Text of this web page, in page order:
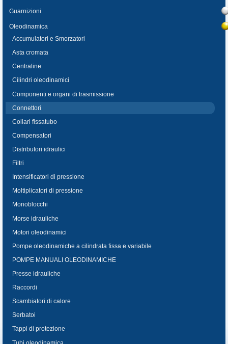
Guarnizioni
Oleodinamica
Accumulatori e Smorzatori
Asta cromata
Centraline
Cilindri oleodinamici
Componenti e organi di trasmissione
Connettori
Collari fissatubo
Compensatori
Distributori idraulici
Filtri
Intensificatori di pressione
Moltiplicatori di pressione
Monoblocchi
Morse idrauliche
Motori oleodinamici
Pompe oleodinamiche a cilindrata fissa e variabile
POMPE MANUALI OLEODINAMICHE
Presse idrauliche
Raccordi
Scambiatori di calore
Serbatoi
Tappi di protezione